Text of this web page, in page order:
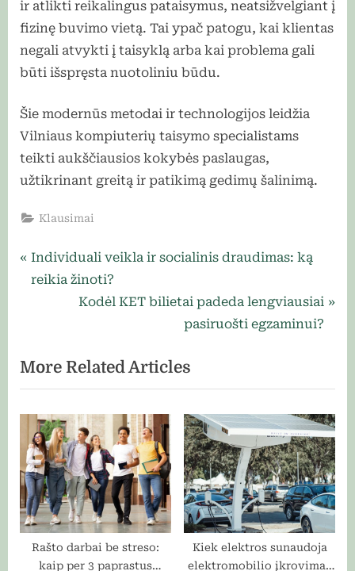
ir atlikti reikalingus pataisymus, neatsižvelgiant į
fizinę buvimo vietą. Tai ypač patogu, kai klientas
negali atvykti į taisyklą arba kai problema gali
būti išspręsta nuotoliniu būdu.
Šie modernūs metodai ir technologijos leidžia
Vilniaus kompiuterių taisymo specialistams
teikti aukščiausios kokybės paslaugas,
užtikrinant greitą ir patikimą gedimų šalinimą.
Klausimai
Navigacija
P
r
o
u
s
P
o
s
t
:
Individuali veikla ir socialinis draudimas: ką
reikia žinoti?
N
t
P
o
s
t
:
Kodėl KET bilietai padeda lengviausiai
pasiruošti egzaminui?
More Related Articles
Rašto darbai be streso:
kaip per 3 paprastus
Kiek elektros sunaudoja
elektromobilio įkrovimas